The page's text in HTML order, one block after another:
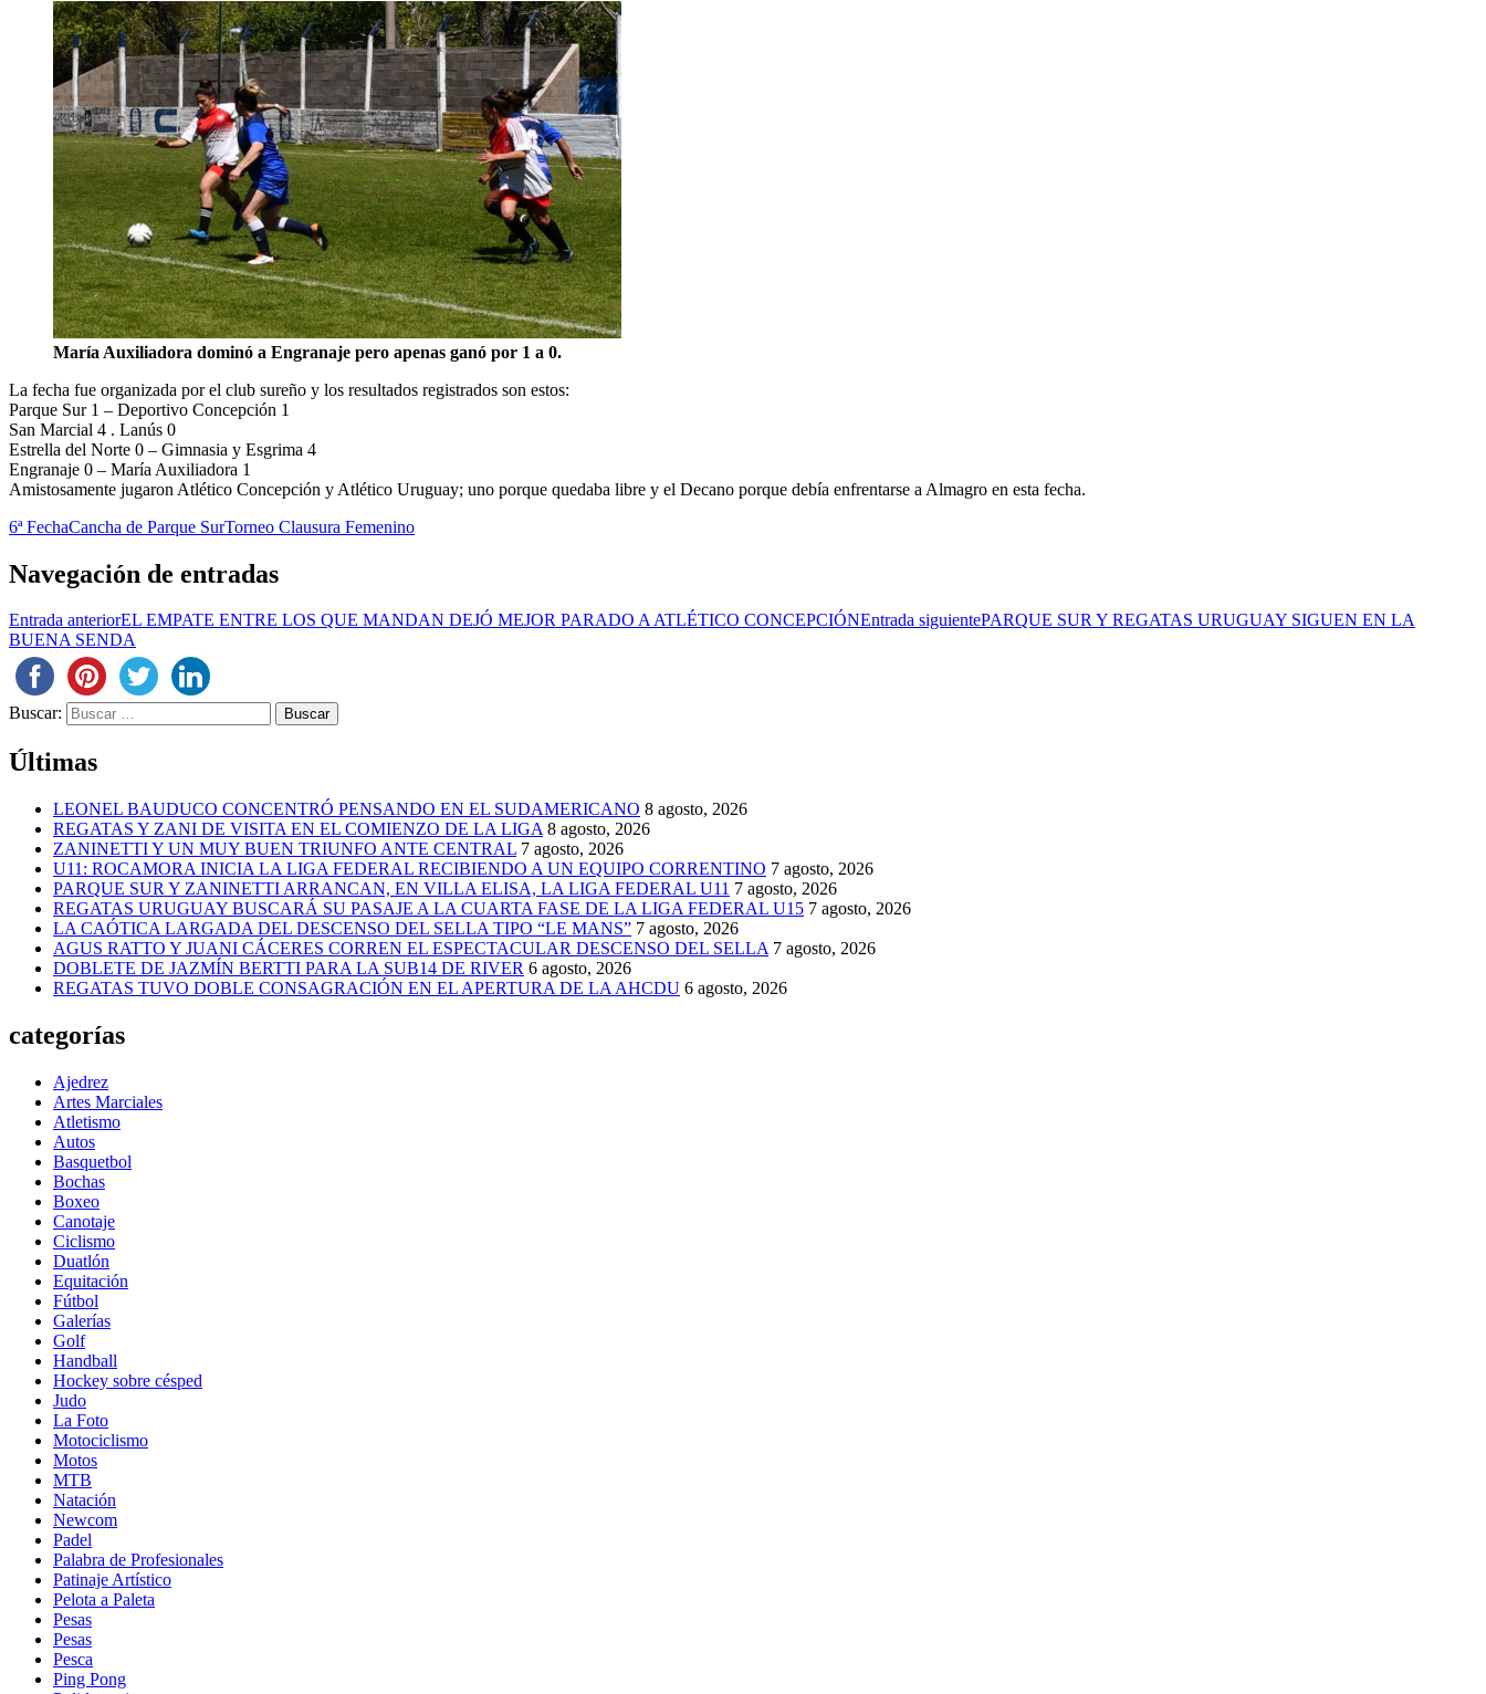
María Auxiliadora dominó a Engranaje pero apenas ganó por 1 a 0.
La fecha fue organizada por el club sureño y los resultados registrados son estos:
Parque Sur 1 – Deportivo Concepción 1
San Marcial 4 . Lanús 0
Estrella del Norte 0 – Gimnasia y Esgrima 4
Engranaje 0 – María Auxiliadora 1
Amistosamente jugaron Atlético Concepción y Atlético Uruguay; uno porque quedaba libre y el Decano porque debía enfrentarse a Almagro en esta fecha.
6ª FechaCancha de Parque SurTorneo Clausura Femenino
Navegación de entradas
Entrada anteriorEL EMPATE ENTRE LOS QUE MANDAN DEJÓ MEJOR PARADO A ATLÉTICO CONCEPCIÓNEntrada siguientePARQUE SUR Y REGATAS URUGUAY SIGUEN EN LA
BUENA SENDA
Buscar:
Últimas
LEONEL BAUDUCO CONCENTRÓ PENSANDO EN EL SUDAMERICANO 8 agosto, 2026
REGATAS Y ZANI DE VISITA EN EL COMIENZO DE LA LIGA 8 agosto, 2026
ZANINETTI Y UN MUY BUEN TRIUNFO ANTE CENTRAL 7 agosto, 2026
U11: ROCAMORA INICIA LA LIGA FEDERAL RECIBIENDO A UN EQUIPO CORRENTINO 7 agosto, 2026
PARQUE SUR Y ZANINETTI ARRANCAN, EN VILLA ELISA, LA LIGA FEDERAL U11 7 agosto, 2026
REGATAS URUGUAY BUSCARÁ SU PASAJE A LA CUARTA FASE DE LA LIGA FEDERAL U15 7 agosto, 2026
LA CAÓTICA LARGADA DEL DESCENSO DEL SELLA TIPO “LE MANS” 7 agosto, 2026
AGUS RATTO Y JUANI CÁCERES CORREN EL ESPECTACULAR DESCENSO DEL SELLA 7 agosto, 2026
DOBLETE DE JAZMÍN BERTTI PARA LA SUB14 DE RIVER 6 agosto, 2026
REGATAS TUVO DOBLE CONSAGRACIÓN EN EL APERTURA DE LA AHCDU 6 agosto, 2026
categorías
Ajedrez
Artes Marciales
Atletismo
Autos
Basquetbol
Bochas
Boxeo
Canotaje
Ciclismo
Duatlón
Equitación
Fútbol
Galerías
Golf
Handball
Hockey sobre césped
Judo
La Foto
Motociclismo
Motos
MTB
Natación
Newcom
Padel
Palabra de Profesionales
Patinaje Artístico
Pelota a Paleta
Pesas
Pesas
Pesca
Ping Pong